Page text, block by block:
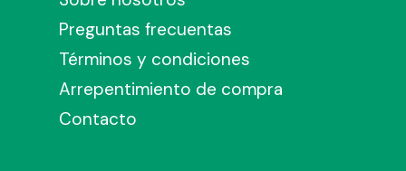
Preguntas frecuentas
Términos y condiciones
Arrepentimiento de compra
Contacto